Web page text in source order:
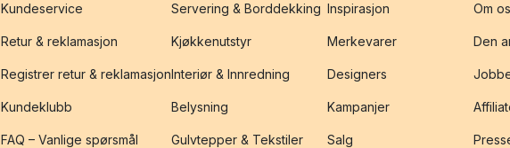
Kundeservice
Retur & reklamasjon
Registrer retur & reklamasjon
Kundeklubb
FAQ – Vanlige spørsmål
Servering & Borddekking
Kjøkkenutstyr
Interiør & Innredning
Belysning
Gulvtepper & Tekstiler
Inspirasjon
Merkevarer
Designers
Kampanjer
Salg
Om
Den